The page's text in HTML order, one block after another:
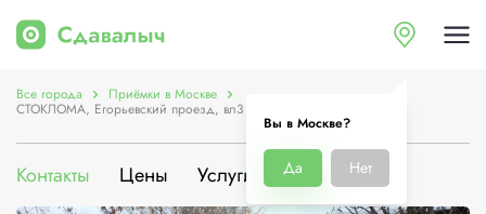
Вы в Москве?
Да Нет
Все города Приёмки в Москве
СТОКЛОМА, Егорьевский проезд, вл3
Контакты Цены Услуги О компании